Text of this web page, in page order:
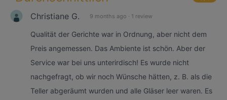
Christiane G. 9 months ago · 1 review
Qualität der Gerichte war in Ordnung, aber nicht dem
Preis angemessen. Das Ambiente ist schön. Aber der
Service war bei uns unterirdisch! Es wurde nicht
nachgefragt, ob wir noch Wünsche hätten, z. B. als die
Teller abgeräumt wurden und alle Gläser leer waren. Es